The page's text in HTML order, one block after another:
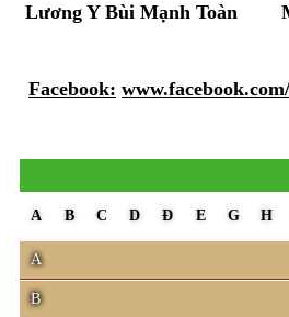
Lương Y Bùi Mạnh Toàn
Facebook:
A B C D Đ E G H
A
B